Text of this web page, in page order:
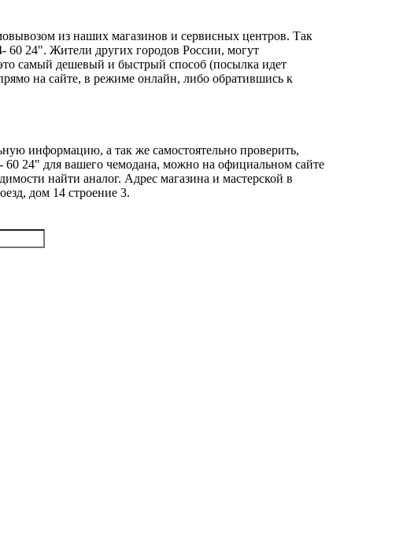
из наших магазинов и сервисных центров. Так
60 24". Жители других городов России, могут
самый дешевый и быстрый способ (посылка идет
на сайте, в режиме онлайн, либо обратившись к
информацию, а так же самостоятельно проверить,
60 24" для вашего чемодана, можно на официальном сайте
найти аналог. Адрес магазина и мастерской в
дом 14 строение 3.